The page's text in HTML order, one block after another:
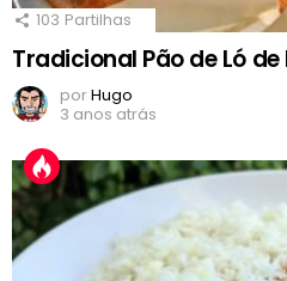
103 Partilhas
Tradicional Pão de Ló
porHugo
3 anos atrás